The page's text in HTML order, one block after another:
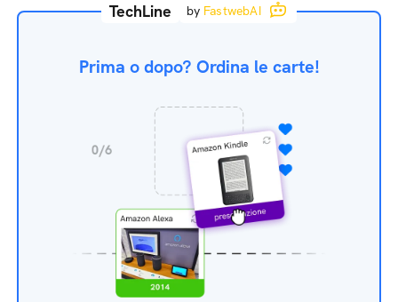
TechLine by FastwebAI
Prima o dopo? Ordina le carte!